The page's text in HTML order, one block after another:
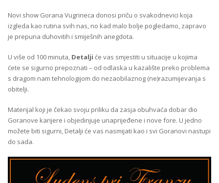
Novi show Gorana Vugrineca donosi priču o svakodnevici koja
izgleda kao rutina svih nas, no kad malo bolje pogledamo, zapravo
je prepuna duhovitih i smiješnih anegdota.
U više od 100 minuta, Detalji će vas smjestiti u situacije u kojima
ćete se sigurno prepoznati – od odlaska u kazalište preko problema
s dragom nam tehnologijom do nezaobilaznog (ne)razumijevanja s
obitelji.
Materijal koji je čekao svoju priliku da zasja obuhvaća dobar dio
Goranove karijere i objedinjuje unaprijeđene i nove fore. U jedno
možete biti sigurni, Detalji će vas nasmijati kao i svi Goranovi nastupi
do sada.